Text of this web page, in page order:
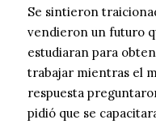
Se sintieron
vendieron un futuro
estudiaran para
trabajar mientras el
respuesta
pidió que se